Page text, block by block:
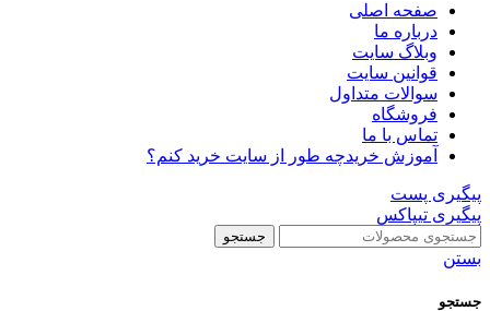
صفحه اصلی
درباره ما
وبلاگ سایت
قوانین سایت
سوالات متداول
فروشگاه
تماس با ما
آموزش خریدچه طور از سایت خرید کنم؟
پیگیری پست
پیگیری تیپاکس
جستجو
بستن
جستجو